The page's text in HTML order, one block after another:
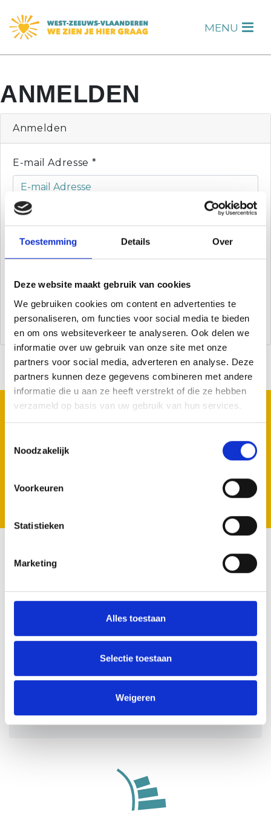
Toestemming Details Over
Deze website maakt gebruik van cookies
We gebruiken cookies om content en advertenties te
personaliseren, om functies voor social media te bieden
en om ons websiteverkeer te analyseren. Ook delen we
informatie over uw gebruik van onze site met onze
partners voor social media, adverteren en analyse. Deze
partners kunnen deze gegevens combineren met andere
informatie die u aan ze heeft verstrekt of die ze hebben
verzameld op basis van uw gebruik van hun services.
Noodzakelijk
Voorkeuren
Statistieken
Marketing
Alles toestaan
Selectie toestaan
Weigeren
MENU H
ANMELDEN
Anmelden
E-mail Adresse *
Passwort
Anmelden
REGISTRIEREN SIE SICH FÜR UNSERE
VisitZeeuwsVlaanderen.nl ist eine Initiative der
organisation für regionale Werbung und
Gastfreundschaft in der Gemeinde Sluis.